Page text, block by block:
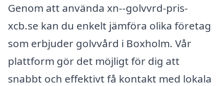
Genom att använda xn--golvvrd-pris-
xcb.se kan du enkelt jämföra olika företag
som erbjuder golvvård i Boxholm. Vår
plattform gör det möjligt för dig att
snabbt och effektivt få kontakt med lokala